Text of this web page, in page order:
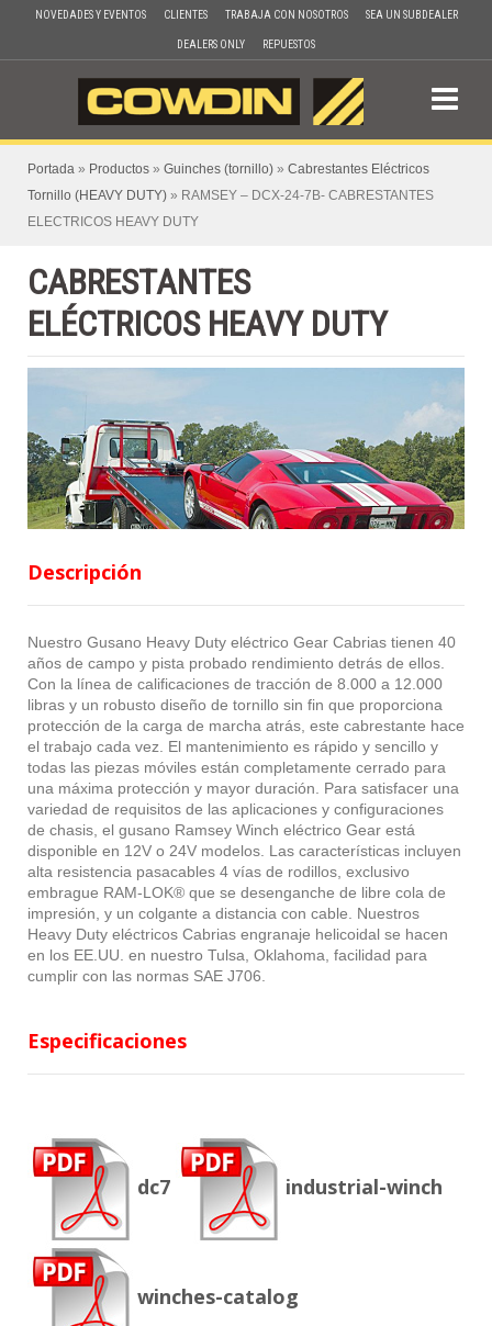
content
NOVEDADES Y EVENTOS CLIENTES TRABAJA CON NOSOTROS SEA UN SUBDEALER
DEALERS ONLY REPUESTOS
Portada » Productos » Guinches (tornillo) » Cabrestantes Eléctricos
Tornillo (HEAVY DUTY) » RAMSEY – DCX-24-7B- CABRESTANTES
ELECTRICOS HEAVY DUTY
CABRESTANTES
ELÉCTRICOS HEAVY DUTY
Descripción
Nuestro Gusano Heavy Duty eléctrico Gear Cabrias tienen 40
años de campo y pista probado rendimiento detrás de ellos.
Con la línea de calificaciones de tracción de 8.000 a 12.000
libras y un robusto diseño de tornillo sin fin que proporciona
protección de la carga de marcha atrás, este cabrestante hace
el trabajo cada vez. El mantenimiento es rápido y sencillo y
todas las piezas móviles están completamente cerrado para
una máxima protección y mayor duración. Para satisfacer una
variedad de requisitos de las aplicaciones y configuraciones
de chasis, el gusano Ramsey Winch eléctrico Gear está
disponible en 12V o 24V modelos. Las características incluyen
alta resistencia pasacables 4 vías de rodillos, exclusivo
embrague RAM-LOK® que se desenganche de libre cola de
impresión, y un colgante a distancia con cable. Nuestros
Heavy Duty eléctricos Cabrias engranaje helicoidal se hacen
en los EE.UU. en nuestro Tulsa, Oklahoma, facilidad para
cumplir con las normas SAE J706.
Especificaciones
dc7 industrial-winch
winches-catalog